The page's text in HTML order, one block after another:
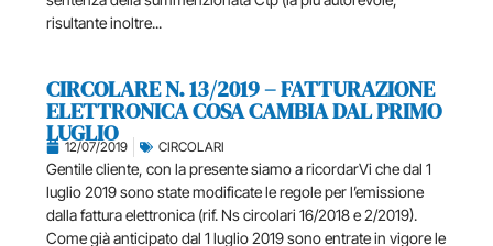
risultante inoltre...
CIRCOLARE N. 13/2019 – FATTURAZIONE
ELETTRONICA COSA CAMBIA DAL PRIMO
LUGLIO
12/07/2019 CIRCOLARI
Gentile cliente, con la presente siamo a ricordarVi che dal 1
luglio 2019 sono state modificate le regole per l’emissione
dalla fattura elettronica (rif. Ns circolari 16/2018 e 2/2019).
Come già anticipato dal 1 luglio 2019 sono entrate in vigore le